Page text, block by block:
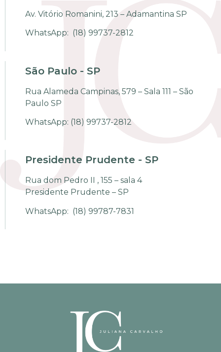
Av. Vitório Romanini, 213 – Adamantina SP
WhatsApp: (18) 99737-2812
São Paulo - SP
Rua Alameda Campinas, 579 – Sala 111 – São
Paulo SP
WhatsApp: (18) 99737-2812
Presidente Prudente - SP
Rua dom Pedro II , 155 – sala 4
Presidente Prudente – SP
WhatsApp: (18) 99787-7831